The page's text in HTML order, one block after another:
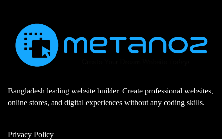
Bangladesh leading website builder. Create professional websites,
online stores, and digital experiences without any coding skills.
Privacy Policy